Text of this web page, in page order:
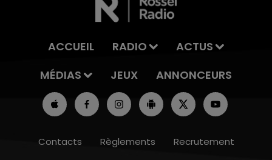
ACCUEIL RADIO
ACTUS
MÉDIAS
JEUX ANNONCEURS
Contacts Règlements
Recrutement